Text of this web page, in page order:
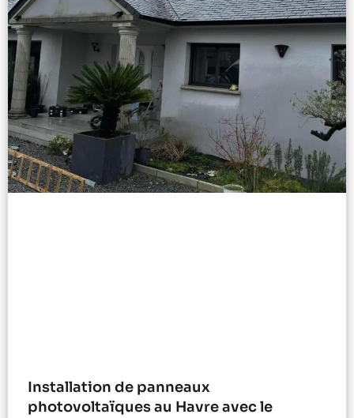
Installation de panneaux
photovoltaïques au Havre avec le